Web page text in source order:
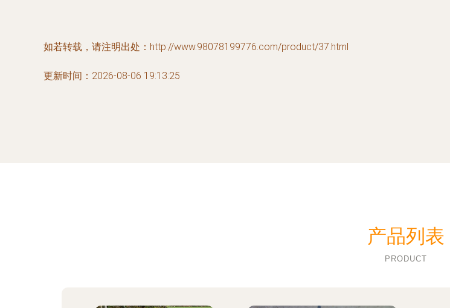
如若转载，请注明出处：http://www.98078199776.com/product/37.html
更新时间：2026-08-06 19:13:25
产品列表
PRODUCT